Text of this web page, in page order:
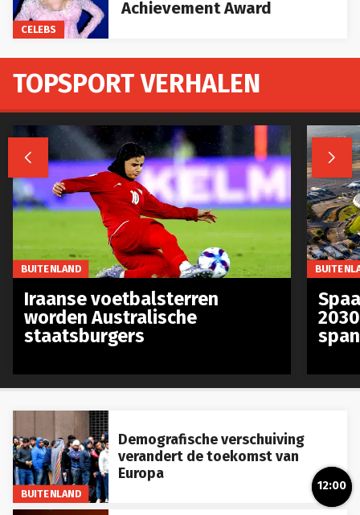
CELEBS
BUITENLAND
verandert de toekomst van
Europa
TOPSPORT VERHALEN
 
BUITENLAND
Iraanse voetbalsterren
worden Australische
staatsburgers
12:00